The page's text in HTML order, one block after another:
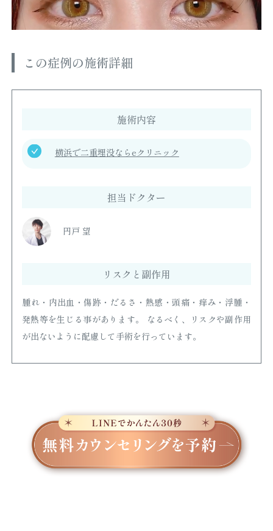
この症例の施術詳細
施術内容
横浜で二重埋没ならeクリニック
担当ドクター
円戸 望
リスクと副作用
腫れ・内出血・傷跡・だるさ・熱感・頭痛・痒み・浮腫・
発熱等を生じる事があります。 なるべく、リスクや副作用
が出ないように配慮して手術を行っています。